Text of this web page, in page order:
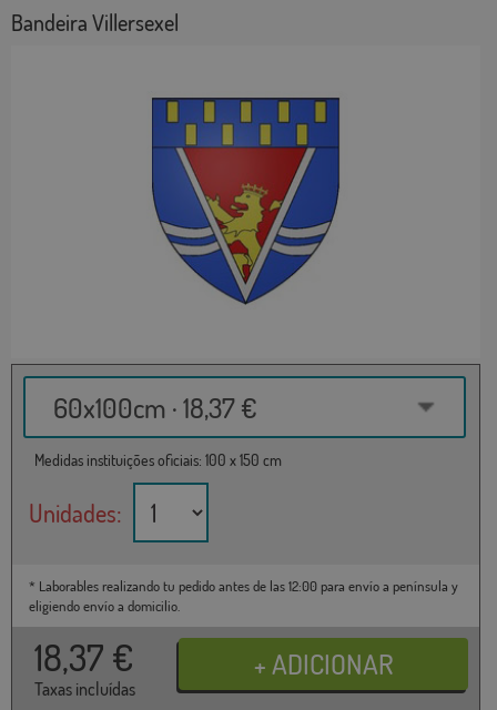
Bandeira Villersexel
60x100cm · 18,37 €
Medidas instituições oficiais: 100 x 150 cm
Unidades:
* Laborables realizando tu pedido antes de las 12:00 para envío a península y
eligiendo envío a domicilio.
18,37 €
Taxas incluídas